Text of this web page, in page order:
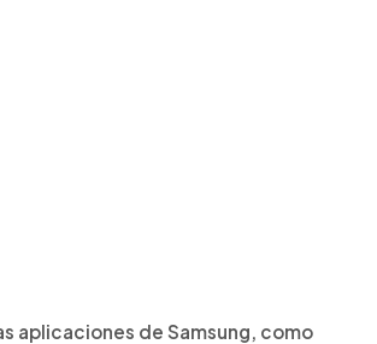
aplicaciones de Samsung, como